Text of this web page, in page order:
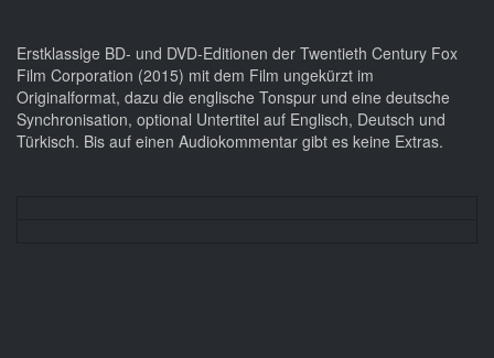
Erstklassige BD- und DVD-Editionen der Twentieth Century Fox
Film Corporation (2015) mit dem Film ungekürzt im
Originalformat, dazu die englische Tonspur und eine deutsche
Synchronisation, optional Untertitel auf Englisch, Deutsch und
Türkisch. Bis auf einen Audiokommentar gibt es keine Extras.